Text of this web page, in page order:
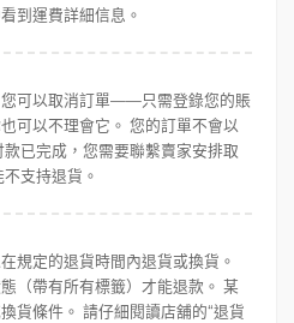
到運費詳細信息。
可以取消訂單——只需登錄您的賬
可以不理會它。 您的訂單不會以
已完成，您需要聯繫賣家安排取
支持退貨。
規定的退貨時間內退貨或換貨。
（帶有所有標籤）才能退款。 某
貨條件。 請仔細閱讀店舖的“退貨